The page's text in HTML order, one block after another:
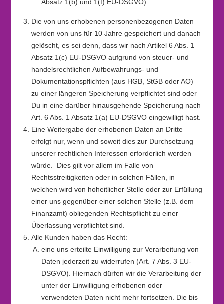
Absatz 1(b) und 1(f) EU-DSGVO).
Die von uns erhobenen personenbezogenen Daten
werden von uns für 10 Jahre gespeichert und danach
gelöscht, es sei denn, dass wir nach Artikel 6 Abs. 1
Absatz 1(c) EU-DSGVO aufgrund von steuer- und
handelsrechtlichen Aufbewahrungs- und
Dokumentationspflichten (aus HGB, StGB oder AO)
zu einer längeren Speicherung verpflichtet sind oder
Du in eine darüber hinausgehende Speicherung nach
Art. 6 Abs. 1 Absatz 1(a) EU-DSGVO eingewilligt hast.
Eine Weitergabe der erhobenen Daten an Dritte
erfolgt nur, wenn und soweit dies zur Durchsetzung
unserer rechtlichen Interessen erforderlich werden
würde.
Dies gilt vor allem im Falle von
Rechtsstreitigkeiten oder in solchen Fällen, in
welchen wird von hoheitlicher Stelle oder zur Erfüllung
einer uns gegenüber einer solchen Stelle (z.B. dem
Finanzamt) obliegenden Rechtspflicht zu einer
Überlassung verpflichtet sind.
Alle Kunden haben das Recht:
eine uns erteilte Einwilligung zur Verarbeitung von
Daten jederzeit zu widerrufen (Art. 7 Abs. 3 EU-
DSGVO). Hiernach dürfen wir die Verarbeitung der
unter der Einwilligung erhobenen oder
verwendeten Daten nicht mehr fortsetzen. Die bis